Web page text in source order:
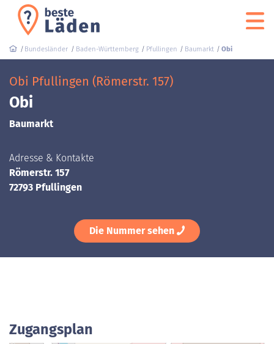
Bundesländer Baden-Württemberg Pfullingen Baumarkt Obi
Obi Pfullingen (Römerstr. 157)
Obi
Baumarkt
Adresse & Kontakte
Römerstr. 157
72793 Pfullingen
Die Nummer sehen
Zugangsplan